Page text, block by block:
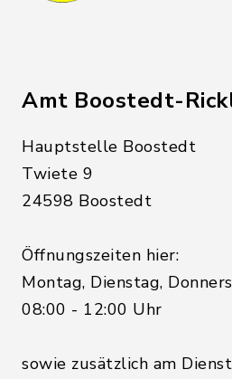
Amt Boostedt-
Hauptstelle Boostedt
Twiete 9
24598 Boostedt
Öffnungszeiten hier:
Montag, Dienstag,
08:00 - 12:00 Uhr
sowie zusätzlich am